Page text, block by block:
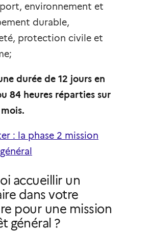
environnement et
durable,
protection civile et
durée de 12 jours en
84 heures réparties sur
: la phase 2 mission
accueillir un
dans votre
pour une mission
général ?